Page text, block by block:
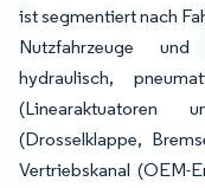
ist segmentiert nach
Nutzfahrzeuge
hydraulisch,
(Linearaktuatoren
(Drosselklappe,
Vertriebskanal (OEM-